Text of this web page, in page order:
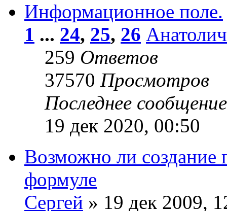
Информационное поле.
1 ... 24, 25, 26 Анатолич
259 Ответов
37570 Просмотров
Последнее
19 дек 2020, 00:50
Возможно ли создание
формуле
Сергей » 19 дек 2009,